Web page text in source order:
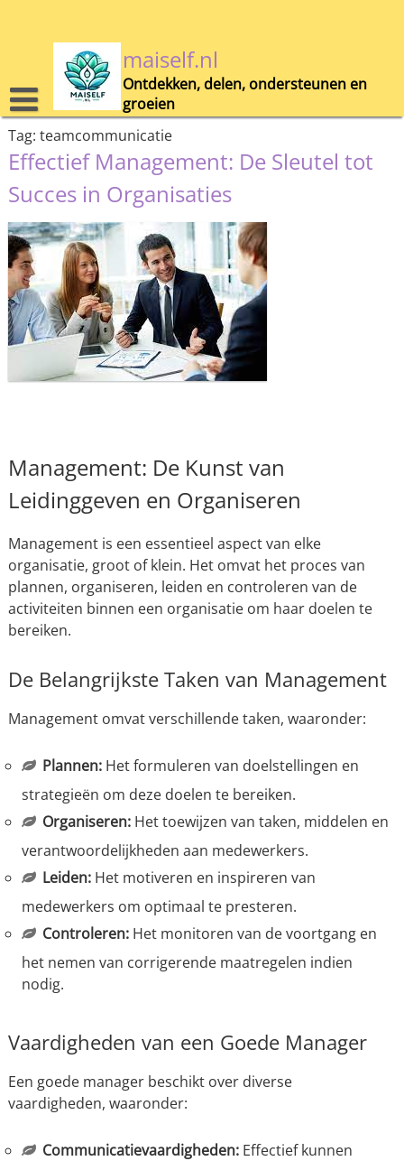
maiself.nl
Ontdekken, delen, ondersteunen en
groeien
Tag: teamcommunicatie
Effectief Management: De Sleutel tot
Succes in Organisaties
Management: De Kunst van
Leidinggeven en Organiseren
Management is een essentieel aspect van elke
organisatie, groot of klein. Het omvat het proces van
plannen, organiseren, leiden en controleren van de
activiteiten binnen een organisatie om haar doelen te
bereiken.
De Belangrijkste Taken van Management
Management omvat verschillende taken, waaronder:
Plannen:Het formuleren van doelstellingen en
strategieën om deze doelen te bereiken.
Organiseren:Het toewijzen van taken, middelen en
verantwoordelijkheden aan medewerkers.
Leiden:Het motiveren en inspireren van
medewerkers om optimaal te presteren.
Controleren:Het monitoren van de voortgang en
het nemen van corrigerende maatregelen indien
nodig.
Vaardigheden van een Goede Manager
Een goede manager beschikt over diverse
vaardigheden, waaronder:
Communicatievaardigheden:Effectief kunnen